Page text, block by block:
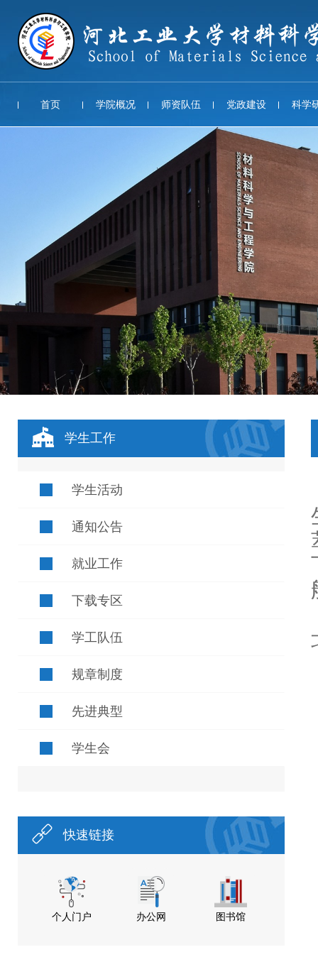
首页 学院概况 师资队伍 党政建设 科学
学生工作
学生活动
通知公告
就业工作
下载专区
学工队伍
规章制度
先进典型
学生会
快速链接
个人门户 办公网 图书馆